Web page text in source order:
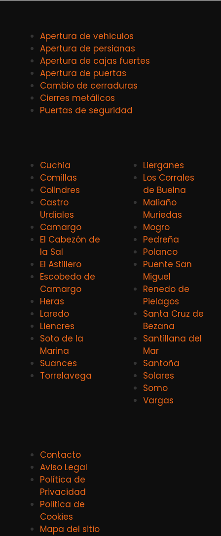
Apertura de vehiculos
Apertura de persianas
Apertura de cajas fuertes
Apertura de puertas
Cambio de cerraduras
Cierres metálicos
Puertas de seguridad
Cuchia
Comillas
Colindres
Castro
Urdiales
Camargo
El Cabezón de
la Sal
El Astillero
Escobedo de
Camargo
Heras
Laredo
Liencres
Soto de la
Marina
Suances
Torrelavega
Lierganes
Los Corrales
de Buelna
Maliaño
Muriedas
Mogro
Pedreña
Polanco
Puente San
Miguel
Renedo de
Pielagos
Santa Cruz de
Bezana
Santillana del
Mar
Santoña
Solares
Somo
Vargas
Contacto
Aviso Legal
Política de
Privacidad
Politica de
Cookies
Mapa del sitio